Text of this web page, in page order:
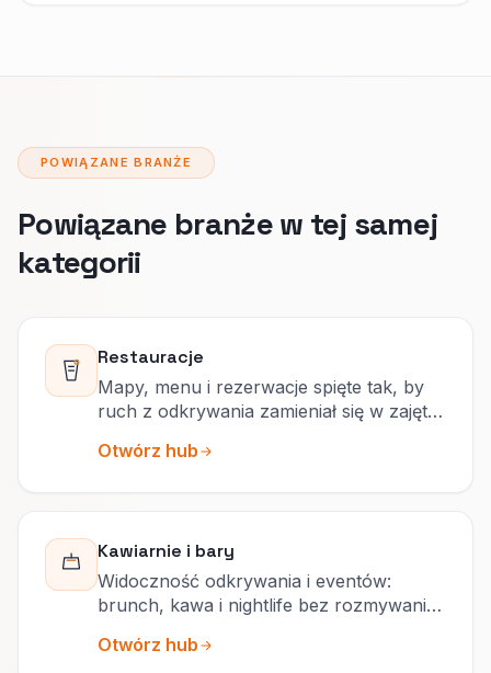
POWIĄZANE BRANŻE
Powiązane branże w tej samej
kategorii
Restauracje
Mapy, menu i rezerwacje spięte tak, by
ruch z odkrywania zamieniał się w zajęte
Otwórz hub
Kawiarnie i bary
Widoczność odkrywania i eventów:
brunch, kawa i nightlife bez rozmywania
Otwórz hub